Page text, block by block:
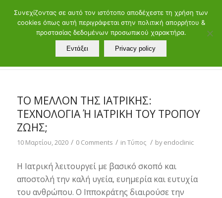
Τηλ.: 21072902 60 - 88 | Μαιάνδρου 19, 11528 Αθήνα
ΤΟ ΜΕΛΛΟΝ ΤΗΣ ΙΑΤΡΙΚΗΣ:
ΤΕΧΝΟΛΟΓΊΑ Ή ΙΑΤΡΙΚΗ ΤΟΥ ΤΡΟΠΟΥ Ζ
ΩΗΣ;
10 Μαρτίου, 2020 / 0 Comments / in Τύπος / byendoclinic
Η Ιατρική λειτουργεί με βασικό σκοπό και
αποστολή την καλή υγεία, ευημερία και ευτυχία
του ανθρώπου. Ο Ιπποκράτης διαιρούσε την
Συνεχίζοντας σε αυτό τον ιστότοπο αποδέχεστε τη χρήση των
cookies όπως αυτή περιγράφεται στην πολιτική απορρήτου &
προστασίας δεδομένων προσωπικού χαρακτήρα.
Εντάξει Privacy policy